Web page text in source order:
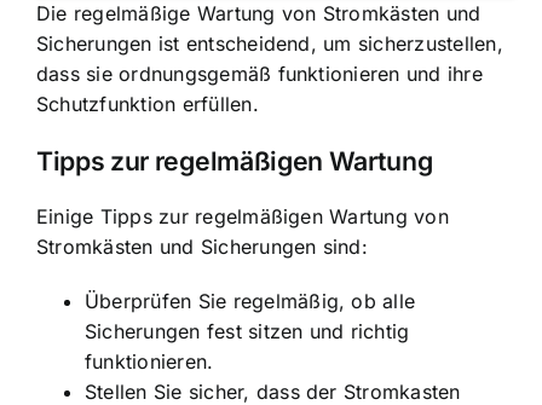
Die regelmäßige Wartung von Stromkästen und
Sicherungen ist entscheidend, um sicherzustellen,
dass sie ordnungsgemäß funktionieren und ihre
Schutzfunktion erfüllen.
Tipps zur regelmäßigen Wartung
Einige Tipps zur regelmäßigen Wartung von
Stromkästen und Sicherungen sind:
Überprüfen Sie regelmäßig, ob alle
Sicherungen fest sitzen und richtig
funktionieren.
Stellen Sie sicher, dass der Stromkasten